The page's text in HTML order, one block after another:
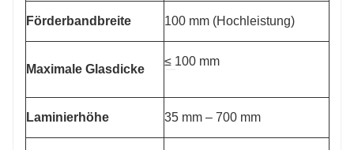
Förderbandbreite 100 mm (Hochleistung)
Maximale Glasdicke
≤ 100 mm
Laminierhöhe 35 mm – 700 mm